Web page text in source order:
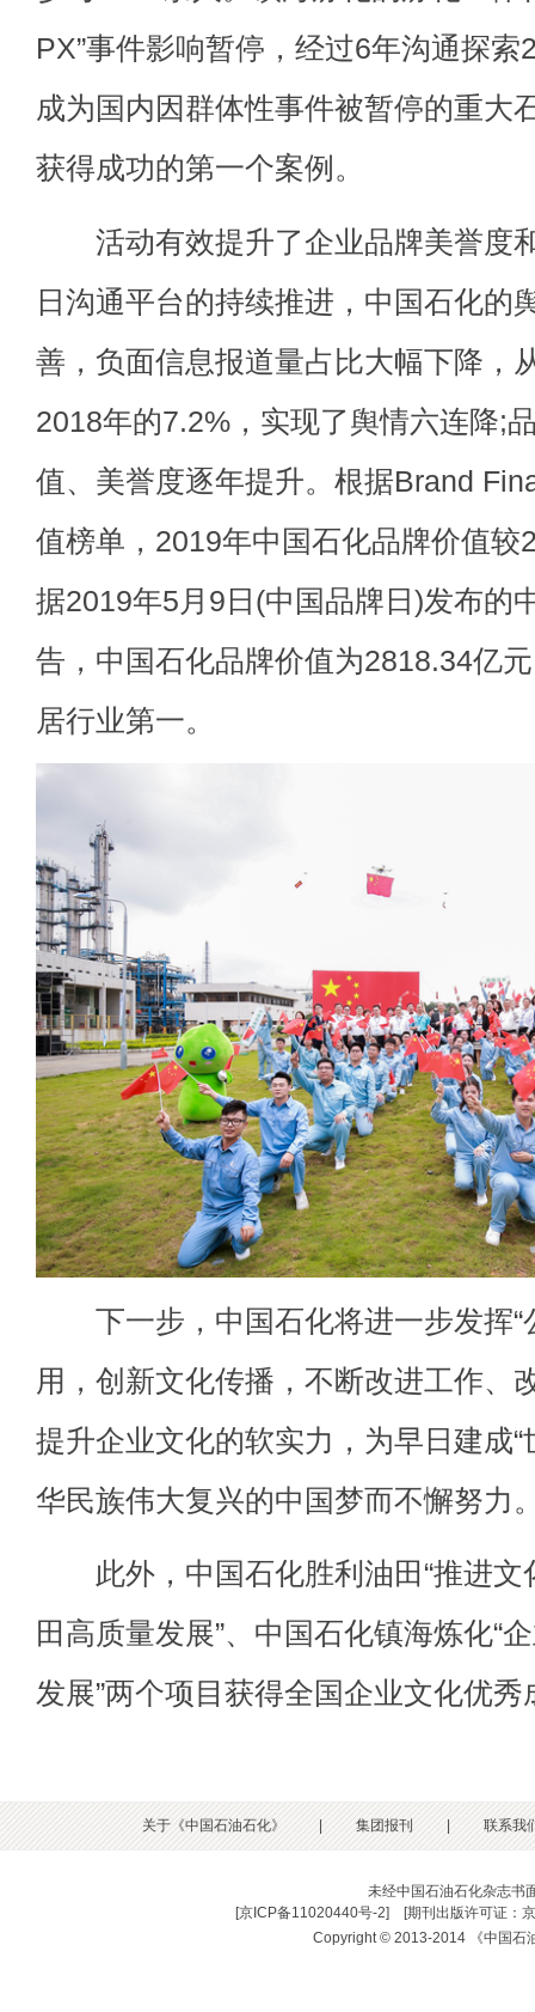
PX”事件影响暂停，经过6年沟通探
成为国内因群体性事件被暂停的重大
获得成功的第一个案例。
活动有效提升了企业品牌美誉度
日沟通平台的持续推进，中国石化的
善，负面信息报道量占比大幅下降，
2018年的7.2%，实现了舆情六连降;
值、美誉度逐年提升。根据Brand
值榜单，2019年中国石化品牌价值较
据2019年5月9日(中国品牌日)发布的
告，中国石化品牌价值为2818.34亿
居行业第一。
下一步，中国石化将进一步发挥“
用，创新文化传播，不断改进工作、
提升企业文化的软实力，为早日建成“
华民族伟大复兴的中国梦而不懈努力
此外，中国石化胜利油田“推进文
田高质量发展”、中国石化镇海炼化“
发展”两个项目获得全国企业文化优
关于《中国石油石化》 集团报刊 联系我
未经中国石油石化杂志书
[京ICP备11020440号-2] [期刊出版许可证：
Copyright © 2013-2014 《中国石